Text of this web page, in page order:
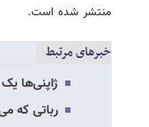
منتشر شده است.
خبرهای مرتبط
ژاپنی‌ها یک ربات
رباتی که